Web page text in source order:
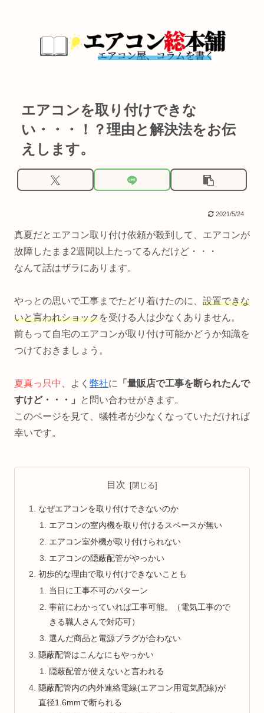
エアコンを取り付けできな
い・・・！？理由と解決法をお伝
えします。
2021/5/24
真夏だとエアコン取り付け依頼が殺到して、エアコンが
故障したまま2週間以上たってるんだけど・・・
なんて話はザラにあります。
やっとの思いで工事までたどり着けたのに、 設置できな
いと言われショックを受ける人は少なくありません。
前もって自宅のエアコンが取り付け可能かどうか知識を
つけておきましょう。
夏真っ只中 、よく 弊社に
「量販店で工事を断られたんで
すけど・・・」
と問い合わせがきます。
このページを見て、犠牲者が少なくなっていただければ
幸いです。
目次
なぜエアコンを取り付けできないのか
エアコンの室内機を取り付けるスペースが無い
エアコン室外機が取り付けられない
エアコンの隠蔽配管がやっかい
初歩的な理由で取り付けできないことも
当日に工事不可のパターン
事前にわかっていれば工事可能。（電気工事ので
きる職人さんで対応可）
選んだ商品と電源プラグが合わない
隠蔽配管はこんなにもやっかい
隠蔽配管が使えないと言われる
隠蔽配管内の内外連絡電線(エアコン用電気配線)が
直径1.6mmで断られる